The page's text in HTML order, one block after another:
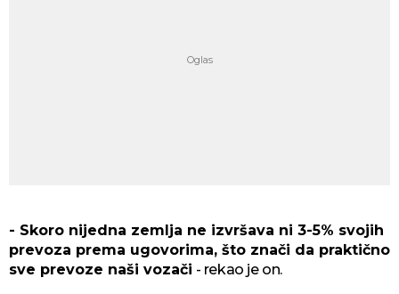
- Skoro nijedna zemlja ne izvršava ni 3-5% svojih
prevoza prema ugovorima, što znači da praktično
sve prevoze naši vozači - rekao je on.